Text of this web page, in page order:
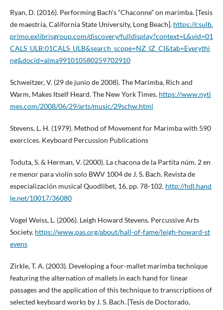
Ryan, D. (2016). Performing Bach’s “Chaconne” on marimba. [Tesis
de maestría, California State University, Long Beach]. https://csulb.
primo.exlibrisgroup.com/discovery/fulldisplay?context=L&vid=01
CALS_ULB:01CALS_ULB&search_scope=NZ_IZ_CI&tab=Everythi
ng&docid=alma991010580259702910
Schweitzer, V. (29 de junio de 2008). The Marimba, Rich and
Warm, Makes Itself Heard. The New York Times. https://www.nyti
mes.com/2008/06/29/arts/music/29schw.html
Stevens, L. H. (1979). Method of Movement for Marimba with 590
exercices. Keyboard Percussion Publications
Toduta, S. & Herman, V. (2000). La chacona de la Partita núm. 2 en
re menor para violín solo BWV 1004 de J. S. Bach. Revista de
especialización musical Quodlibet, 16, pp. 78-102. http://hdl.hand
le.net/10017/36080
Vogel Weiss, L. (2006). Leigh Howard Stevens. Percussive Arts
Society. https://www.pas.org/about/hall-of-fame/leigh-howard-st
evens
Zirkle, T. A. (2003). Developing a four-mallet marimba technique
featuring the alternation of mallets in each hand for linear
passages and the application of this technique to transcriptions of
selected keyboard works by J. S. Bach. [Tesis de Doctorado,